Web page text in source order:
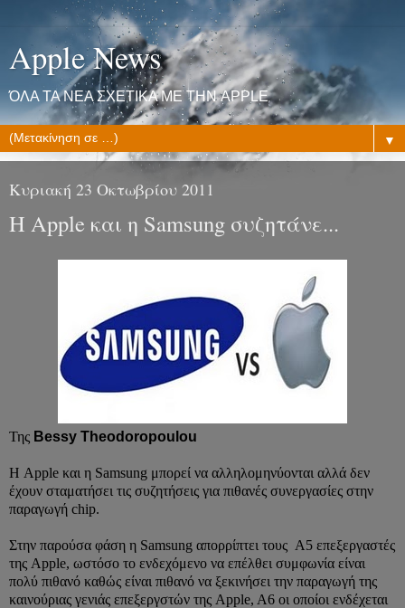
Apple News
ΌΛΑ ΤΑ ΝΕΑ ΣΧΕΤΙΚΑ ΜΕ ΤΗΝ APPLE
▼
Κυριακή 23 Οκτωβρίου 2011
Η Apple και η Samsung συζητάνε...
Της Bessy Τheodoropoulou
Η Apple και η Samsung μπορεί να αλληλομηνύονται αλλά δεν
έχουν σταματήσει τις συζητήσεις για πιθανές συνεργασίες στην
παραγωγή chip.
Στην παρούσα φάση η Samsung απορρίπτει τους A5 επεξεργαστές
της Apple, ωστόσο το ενδεχόμενο να επέλθει συμφωνία είναι
πολύ πιθανό καθώς είναι πιθανό να ξεκινήσει την παραγωγή της
καινούριας γενιάς επεξεργστών της Apple, A6 οι οποίοι ενδέχεται